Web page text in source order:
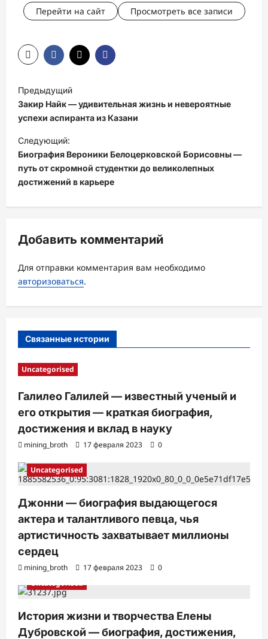
Перейти на сайт Просмотреть все записи
а
в
и
г
а
я
з
а
п
и
Предыдущий
Закир Найк — удивительная жизнь и невероятные
успехи аспиранта из Казани
Следующий:
Биография Вероники Белоцерковской Борисовны —
путь от скромной студентки до великолепных
достижений в карьере
Добавить комментарий
Для отправки комментария вам необходимо
авторизоваться.
Связанные истории
Uncategorised
Галилео Галилей — известный ученый и
его открытия — краткая биография,
достижения и вклад в науку
mining_broth 17 февраля 2023 0
Uncategorised
Джонни — биография выдающегося
актера и талантливого певца, чья
артистичность захватывает миллионы
сердец
mining_broth 17 февраля 2023
0
Uncategorised
История жизни и творчества Елены
Дубровской — биография, достижения,